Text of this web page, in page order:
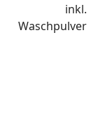
inkl.
Waschpulver